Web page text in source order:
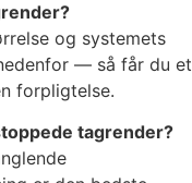
og systemets
— så får du et
forpligtelse.
tagrender?